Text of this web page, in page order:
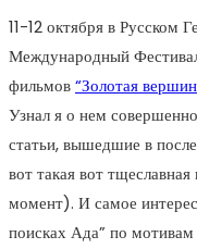
11-12 октября в Русском
Международный
фильмов“Золотая
Узнал я о нем
статьи, вышедшие в
вот такая вот
момент). И самое
поисках Ада” по